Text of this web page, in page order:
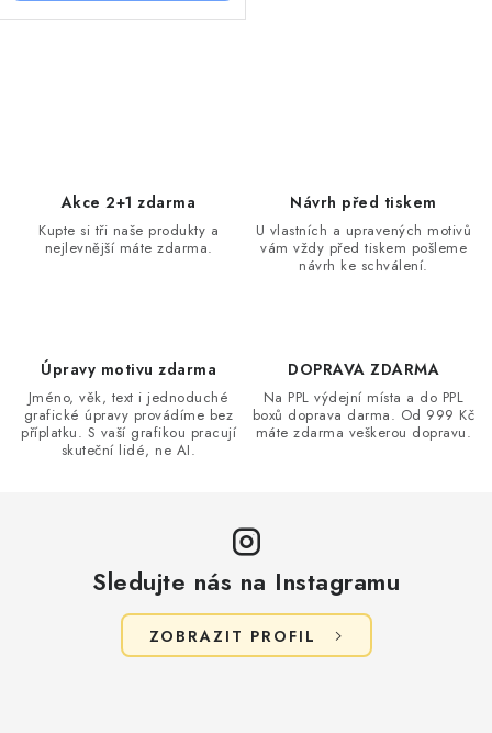
y
Akce 2+1 zdarma
Kupte si tři naše produkty a
nejlevnější máte zdarma.
Návrh před tiskem
U vlastních a upravených motivů
vám vždy před tiskem pošleme
návrh ke schválení.
Úpravy motivu zdarma
Jméno, věk, text i jednoduché
grafické úpravy provádíme bez
příplatku. S vaší grafikou pracují
skuteční lidé, ne AI.
DOPRAVA ZDARMA
Na PPL výdejní místa a do PPL
boxů doprava darma. Od 999 Kč
máte zdarma veškerou dopravu.
Sledujte nás na Instagramu
ZOBRAZIT PROFIL